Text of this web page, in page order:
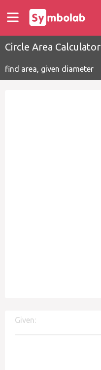
Circle Area Calculator
find area, given diameter
Given: